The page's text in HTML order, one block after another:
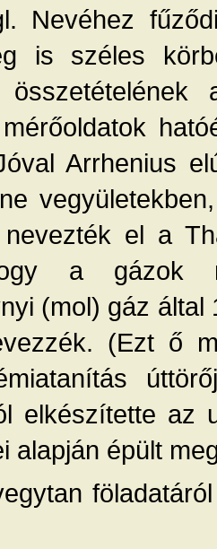
Nevéhez
is széles
Arrhenius
el a
a gázok
(mol) gáz
(Ezt ő
elkészítette az
alapján épült